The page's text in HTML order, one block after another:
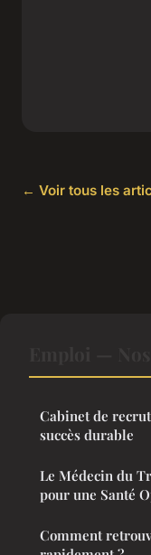
← Voir tous les
Cabinet de
succès durable
Le Médecin du
pour une Santé
Comment